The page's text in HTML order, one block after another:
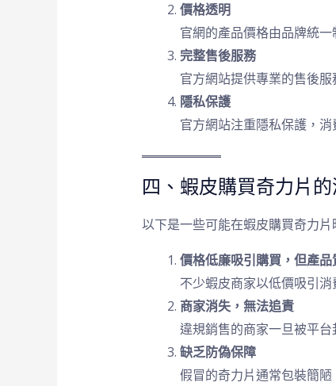
價格透明
官網的產品價格由品牌統
完整售後服務
官方網站提供專業的售後
隱私保護
官方網站注重隱私保護，
四、蝦皮購買奇力片
以下是一些可能在蝦皮購買奇力片
價格低廉吸引購買，但產品
不少蝦皮商家以低價吸引
商家消失，無法追責
違規銷售的商家一旦被平
缺乏防偽保障
假冒的奇力片通常包裝簡